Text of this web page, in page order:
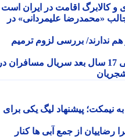
اقامت در ایران است
علیمردانی» در
بررسی لزوم ترمیم
عکس| تغییر چهره سحر دولتشاهی 17 سال بعد سریال مسافران در
پیشنهاد لیگ یکی برای
از جمع آبی ها کنار